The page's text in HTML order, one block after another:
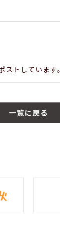
トしています。
一覧に戻る